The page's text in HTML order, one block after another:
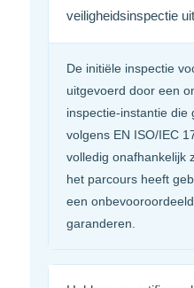
veiligheidsinspectie
De initiële inspectie
uitgevoerd door een
inspectie-instantie die
volgens EN ISO/IEC
volledig onafhankelijk
het parcours heeft
een
garanderen.